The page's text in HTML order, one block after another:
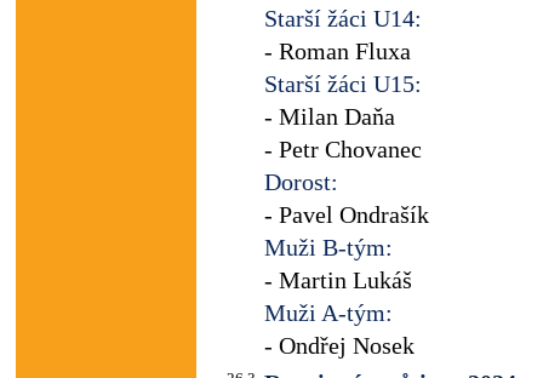
Starší žáci U14:
- Roman Fluxa
Starší žáci U15:
- Milan Daňa
- Petr Chovanec
Dorost:
- Pavel Ondrašík
Muži B-tým:
- Martin Lukáš
Muži A-tým:
- Ondřej Nosek